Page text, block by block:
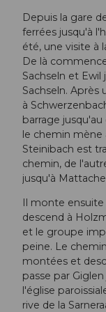
Depuis la gare
ferrées jusqu'à
été, une visite à
De là
Sachseln et
Sachseln.
à
barrage
le chemin mène
Steinibach est
chemin, de
jusqu'à
Il monte ensuite
descend à
et le groupe
peine. Le
montées et
passe par
l'église
rive de la